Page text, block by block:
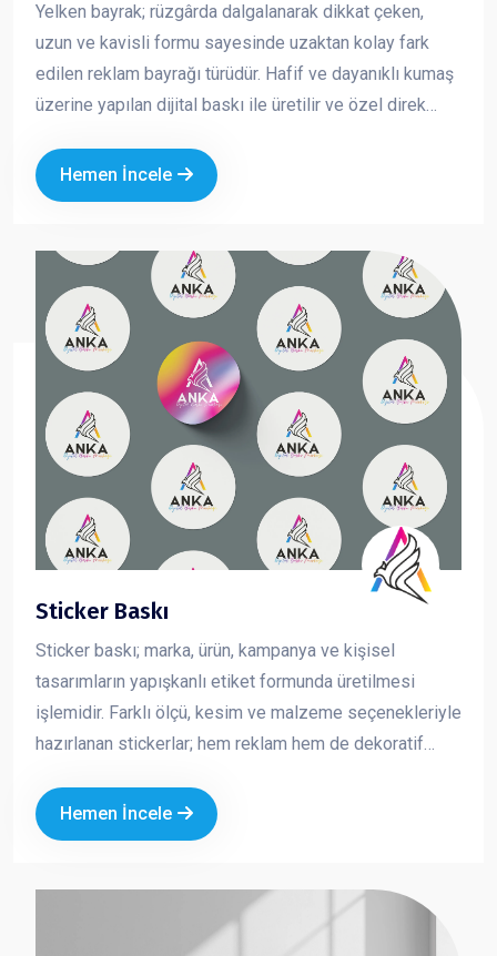
Yelken bayrak; rüzgârda dalgalanarak dikkat çeken,
uzun ve kavisli formu sayesinde uzaktan kolay fark
edilen reklam bayrağı türüdür. Hafif ve dayanıklı kumaş
üzerine yapılan dijital baskı ile üretilir ve özel direk
Hemen İncele
Sticker Baskı
Sticker baskı; marka, ürün, kampanya ve kişisel
tasarımların yapışkanlı etiket formunda üretilmesi
işlemidir. Farklı ölçü, kesim ve malzeme seçenekleriyle
hazırlanan stickerlar; hem reklam hem de dekoratif
Kurumsal logo ve özel tasarımla üretilen sticker
baskılar, markanızın görünürlüğünü artırırken
Hemen İncele